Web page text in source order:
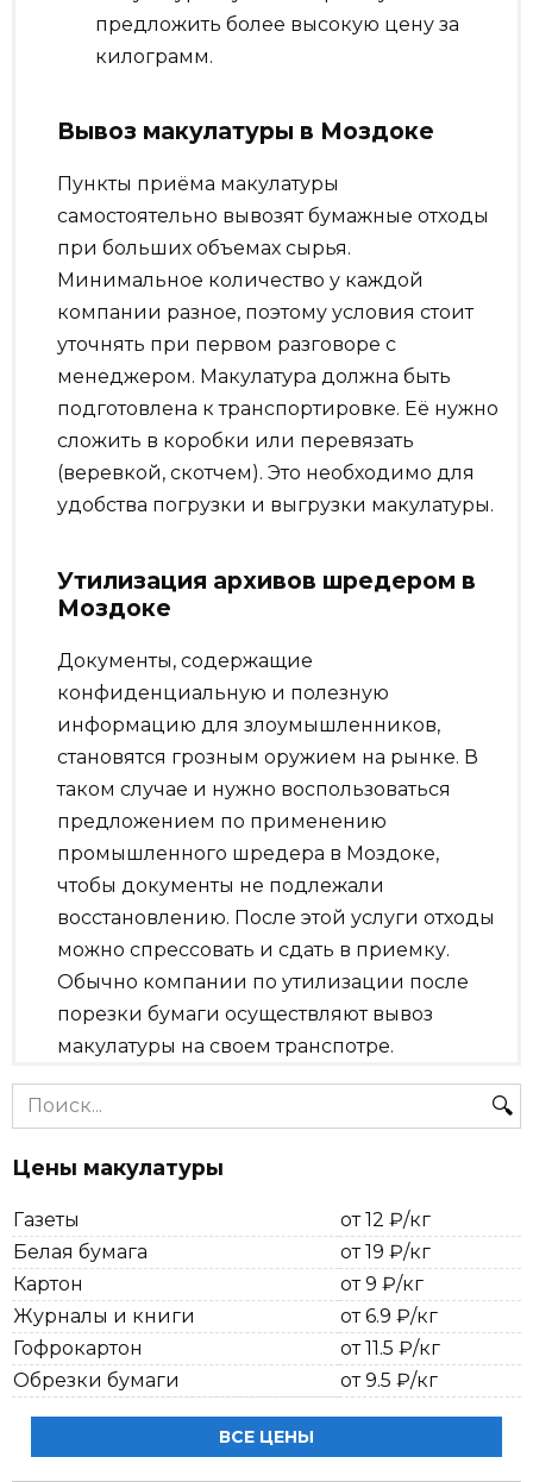
предложить более высокую цену за
килограмм.
Вывоз макулатуры в Моздоке
Пункты приёма макулатуры
самостоятельно вывозят бумажные отходы
при больших объемах сырья.
Минимальное количество у каждой
компании разное, поэтому условия стоит
уточнять при первом разговоре с
менеджером. Макулатура должна быть
подготовлена к транспортировке. Её нужно
сложить в коробки или перевязать
(веревкой, скотчем). Это необходимо для
удобства погрузки и выгрузки макулатуры.
Утилизация архивов шредером в
Моздоке
Документы, содержащие
конфиденциальную и полезную
информацию для злоумышленников,
становятся грозным оружием на рынке. В
таком случае и нужно воспользоваться
предложением по применению
промышленного шредера в Моздоке,
чтобы документы не подлежали
восстановлению. После этой услуги отходы
можно спрессовать и сдать в приемку.
Обычно компании по утилизации после
порезки бумаги осуществляют вывоз
макулатуры на своем транспотре.
Search
for:
Цены макулатуры
Газеты
от 12 ₽/кг
Белая бумага
от 19 ₽/кг
Картон
от 9 ₽/кг
Журналы и книги
от 6.9 ₽/кг
Гофрокартон
от 11.5 ₽/кг
Обрезки бумаги
от 9.5 ₽/кг
ВСЕ ЦЕНЫ